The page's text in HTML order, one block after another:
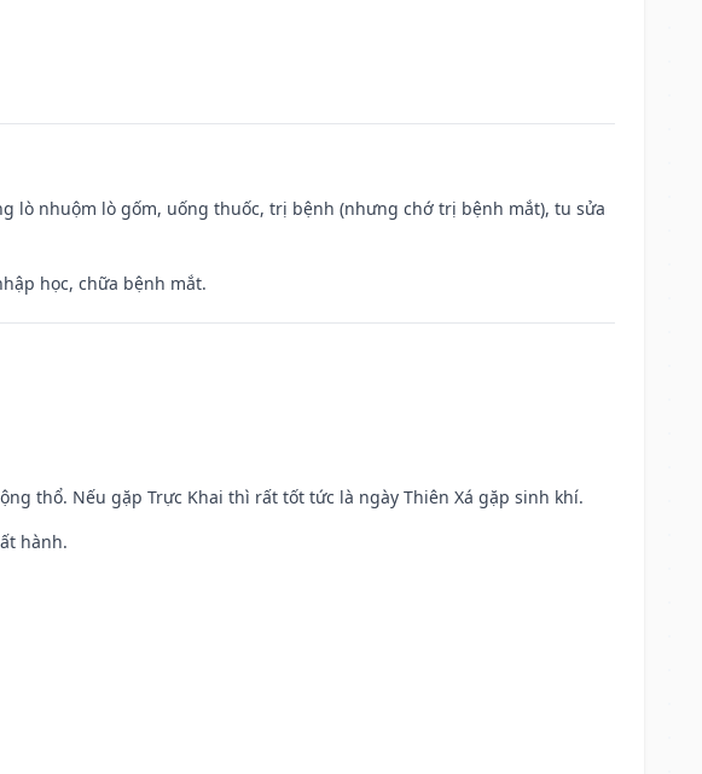
lò nhuộm lò gốm, uống thuốc, trị bệnh (nhưng chớ trị bệnh mắt), tu sửa
học, chữa bệnh mắt.
thổ. Nếu gặp Trực Khai thì rất tốt tức là ngày Thiên Xá gặp sinh khí.
hành.